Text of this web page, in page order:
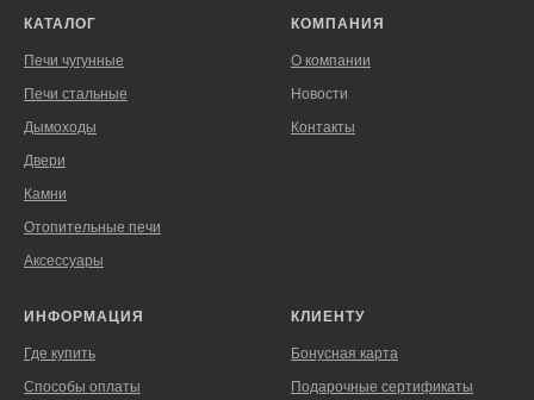
КАТАЛОГ
Печи чугунные
Печи стальные
Дымоходы
Двери
Камни
Отопительные печи
Аксессуары
КОМПАНИЯ
О компании
Новости
Контакты
ИНФОРМАЦИЯ
Где купить
Способы оплаты
КЛИЕНТУ
Бонусная карта
Подарочные сертификаты